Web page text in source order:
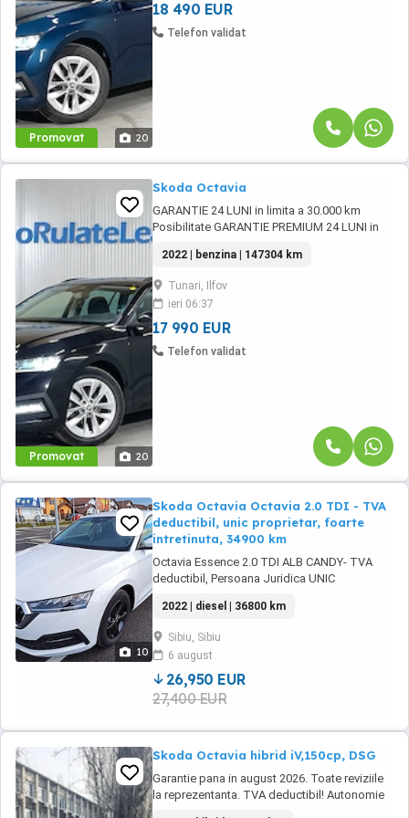
Promovat 20
18 490 EUR
Telefon validat
Promovat 20
Skoda Octavia
GARANTIE 24 LUNI in limita a 30.000 km
Posibilitate GARANTIE PREMIUM 24 LUNI in
avans 0% pe o perioada de maxim 6 ani
Aprobare garantata credit pentru persoane
fizice (cu venituri obtinute inclusiv in afara
tarii), persoane juridice si persoane fizice ...
2022 | benzina | 147304 km
Tunari, Ilfov
ieri 06:37
17 990 EUR
Telefon validat
10
Skoda Octavia Octavia 2.0 TDI - TVA
deductibil, unic proprietar, foarte
intretinuta, 34900 km
Octavia Essence 2.0 TDI ALB CANDY- TVA
deductibil, Persoana Juridica UNIC
85% doar in exterior, km reali Se vinde cu 2
seturi de roti iarna vara Continental Kumho
OPTIONALE: Vopsea Alb Candy Senzori
parcare fata spate Sunset - geamuri laterale
spate ...
2022 | diesel | 36800 km
Sibiu, Sibiu
6 august
26,950 EUR
27,400 EUR
Skoda Octavia hibrid iV,150cp, DSG
Garantie pana in august 2026. Toate reviziile
la reprezentanta. TVA deductibil! Autonomie